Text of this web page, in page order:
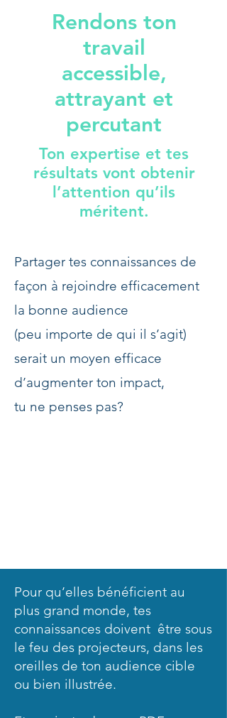
Rendons ton
travail
accessible,
attrayant et
percutant
Ton expertise et tes
résultats vont obtenir
l’attention qu’ils
méritent.
Partager tes connaissances de
façon à rejoindre efficacement
la bonne audience
(peu importe de qui il s’agit)
serait un moyen efficace
d’augmenter ton impact,
tu ne penses pas?
Pour qu’elles bénéficient au
plus grand monde, tes
connaissances doivent être sous
le feu des projecteurs, dans les
oreilles de ton audience cible
ou bien illustrée.